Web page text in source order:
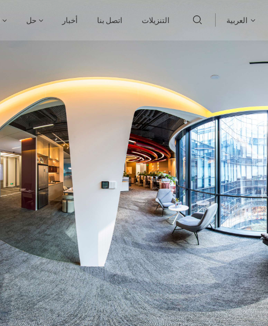
حل أخبار اتصل بنا التنزيلات العربية
Deutsch
русский
italiano
español
português
العربية
한국의
Tiếng việt
Indonesia
中文